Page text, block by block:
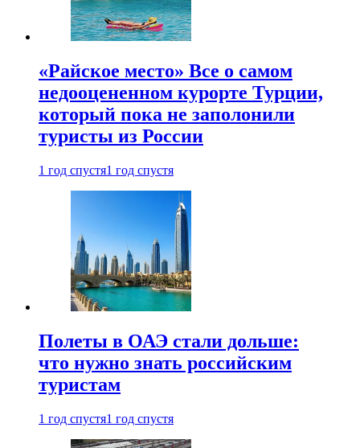
«Райское место» Все о самом
недооцененном курорте Турции,
который пока не заполонили
туристы из России
1 год спустя1 год спустя
Полеты в ОАЭ стали дольше:
что нужно знать российским
туристам
1 год спустя1 год спустя